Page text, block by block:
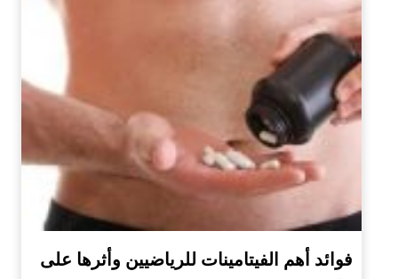
فوائد أهم الفيتامينات للرياضيين وأثرها على